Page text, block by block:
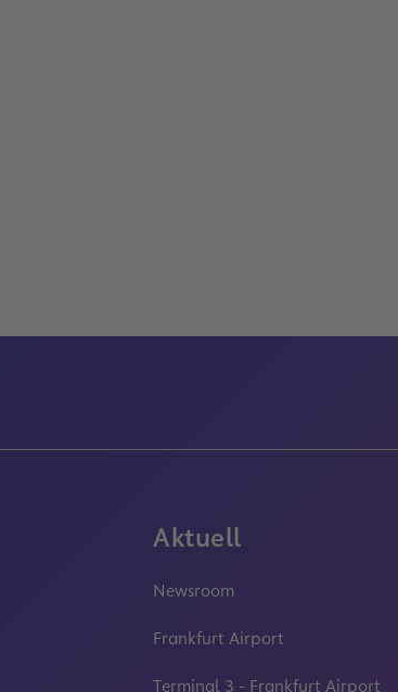
Aktuell
Newsroom
Frankfurt Airport
Terminal 3 - Frankfurt Airport